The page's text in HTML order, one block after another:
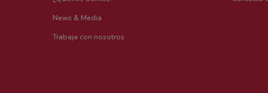
News & Media
Trabaja con nosotros